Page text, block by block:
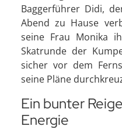
Baggerführer Didi,
Abend zu Hause
seine Frau Monika
Skatrunde der
sicher vor dem
seine Pläne
Ein bunter
Energie